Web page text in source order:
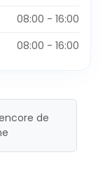
08:00 - 16:00
08:00 - 16:00
de